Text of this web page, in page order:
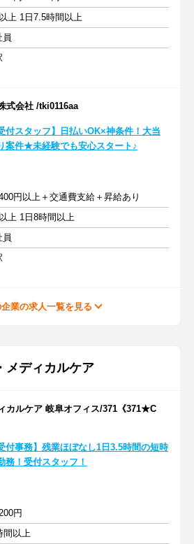
上 1日7.5時間以上
員
式会社 /tki0116aa
付スタッフ】日払いOK×神条件！大当
案件★未経験でも安心スタート♪
円以上＋交通費支給＋昇給あり
上 1日8時間以上
員
企業の求人一覧を見る
メディカルケア
カルケア 岐阜オフィス/371《371★C
付事務】残業ほぼなし1日3.5時間の短時
務！受付スタッフ！
円
間以上